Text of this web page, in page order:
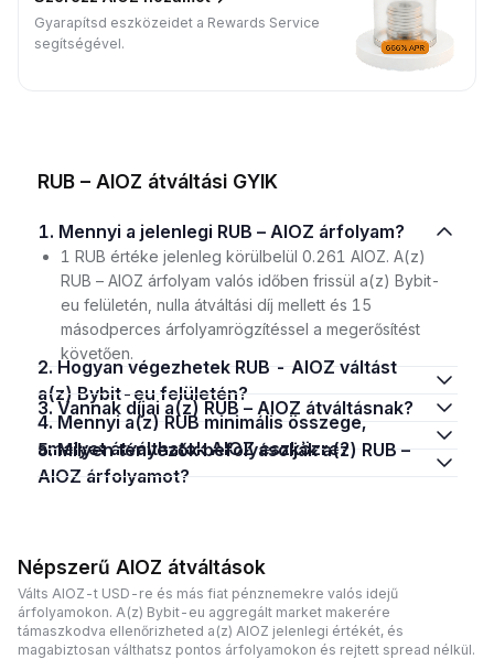
Gyarapítsd eszközeidet a Rewards Service
segítségével.
RUB – AIOZ átváltási GYIK
1. Mennyi a jelenlegi RUB – AIOZ árfolyam?
1 RUB értéke jelenleg körülbelül 0.261 AIOZ. A(z)
RUB – AIOZ árfolyam valós időben frissül a(z) Bybit-
eu felületén, nulla átváltási díj mellett és 15
másodperces árfolyamrögzítéssel a megerősítést
követően.
2. Hogyan végezhetek RUB - AIOZ váltást
a(z) Bybit-eu felületén?
3. Vannak díjai a(z) RUB – AIOZ átváltásnak?
4. Mennyi a(z) RUB minimális összege,
amelyet átválthatok AIOZ eszközre?
5. Milyen tényezők befolyásolják a(z) RUB –
AIOZ árfolyamot?
Népszerű AIOZ átváltások
Válts AIOZ-t USD-re és más fiat pénznemekre valós idejű
árfolyamokon. A(z) Bybit-eu aggregált market makerére
támaszkodva ellenőrizheted a(z) AIOZ jelenlegi értékét, és
magabiztosan válthatsz pontos árfolyamokon és rejtett spread nélkül.